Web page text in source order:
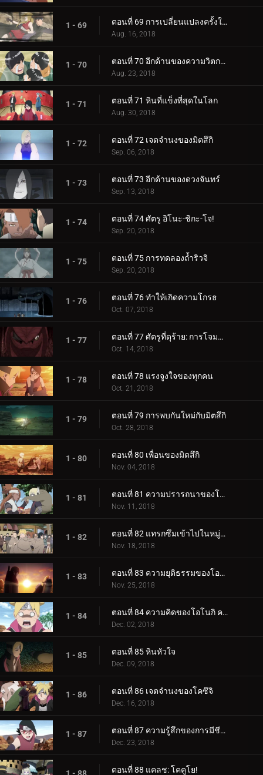
1 - 69 ตอนที่ 69 การเปลี่ยนแปลงครั้งใหญ่ของความรัก Cho-Cho!
Aug. 16, 2018
1 - 70 ตอนที่ 70 อีกด้านของความวิตกกังวล
Aug. 23, 2018
1 - 71 ตอนที่ 71 หินที่แข็งที่สุดในโลก
Aug. 30, 2018
1 - 72 ตอนที่ 72 เจตจำนงของมิตสึกิ
Sep. 06, 2018
1 - 73 ตอนที่ 73 อีกด้านของดวงจันทร์
Sep. 13, 2018
1 - 74 ตอนที่ 74 ศัตรู อิโนะ-ชิกะ-โจ!
Sep. 20, 2018
1 - 75 ตอนที่ 75 การทดลองถ้ำริวจิ
Sep. 20, 2018
1 - 76 ตอนที่ 76 ทำให้เกิดความโกรธ
Oct. 07, 2018
1 - 77 ตอนที่ 77 ศัตรูที่ดุร้าย: การโจมตีอันดุร้ายของการาก้า!
Oct. 14, 2018
1 - 78 ตอนที่ 78 แรงจูงใจของทุกคน
Oct. 21, 2018
1 - 79 ตอนที่ 79 การพบกันใหม่กับมิตสึกิ
Oct. 28, 2018
1 - 80 ตอนที่ 80 เพื่อนของมิตสึกิ
Nov. 04, 2018
1 - 81 ตอนที่ 81 ความปรารถนาของโบรูโตะ
Nov. 11, 2018
1 - 82 ตอนที่ 82 แทรกซึมเข้าไปในหมู่บ้านหินที่ซ่อนอยู่
Nov. 18, 2018
1 - 83 ตอนที่ 83 ความยุติธรรมของโอโนกิ
Nov. 25, 2018
1 - 84 ตอนที่ 84 ความคิดของโอโนกิ ความคิดของคู
Dec. 02, 2018
1 - 85 ตอนที่ 85 หินหัวใจ
Dec. 09, 2018
1 - 86 ตอนที่ 86 เจตจำนงของโคซึจิ
Dec. 16, 2018
1 - 87 ตอนที่ 87 ความรู้สึกของการมีชีวิต
Dec. 23, 2018
ตอนที่ 88 แคลช: โคคูโย!